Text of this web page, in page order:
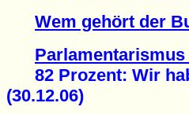
Wem gehört der
82 Prozent: Wir
(30.12.06)